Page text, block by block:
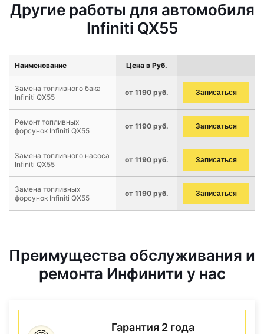
Другие работы для автомобиля
Infiniti QX55
Наименование Цена в Руб.
Замена топливного бака
Infiniti QX55
от 1190 руб. Записаться
Ремонт топливных
форсунок Infiniti QX55
от 1190 руб. Записаться
Замена топливного насоса
Infiniti QX55
от 1190 руб. Записаться
Замена топливных
форсунок Infiniti QX55
от 1190 руб. Записаться
Преимущества обслуживания и
ремонта Инфинити у нас
Гарантия 2 года